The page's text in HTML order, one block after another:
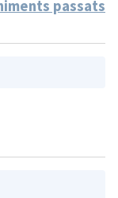
passats